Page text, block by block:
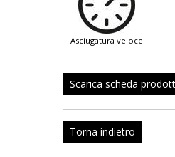
asciugatura veloce
Scarica scheda
Torna indietro